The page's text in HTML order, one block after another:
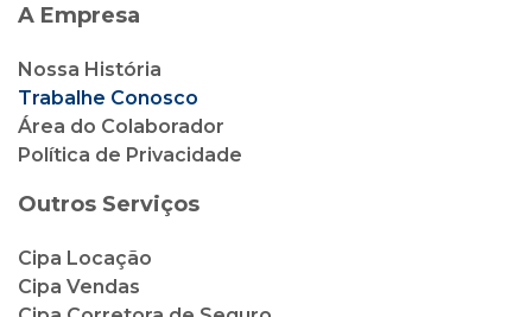
A Empresa
Nossa História
Trabalhe Conosco
Área do Colaborador
Política de Privacidade
Outros Serviços
Cipa Locação
Cipa Vendas